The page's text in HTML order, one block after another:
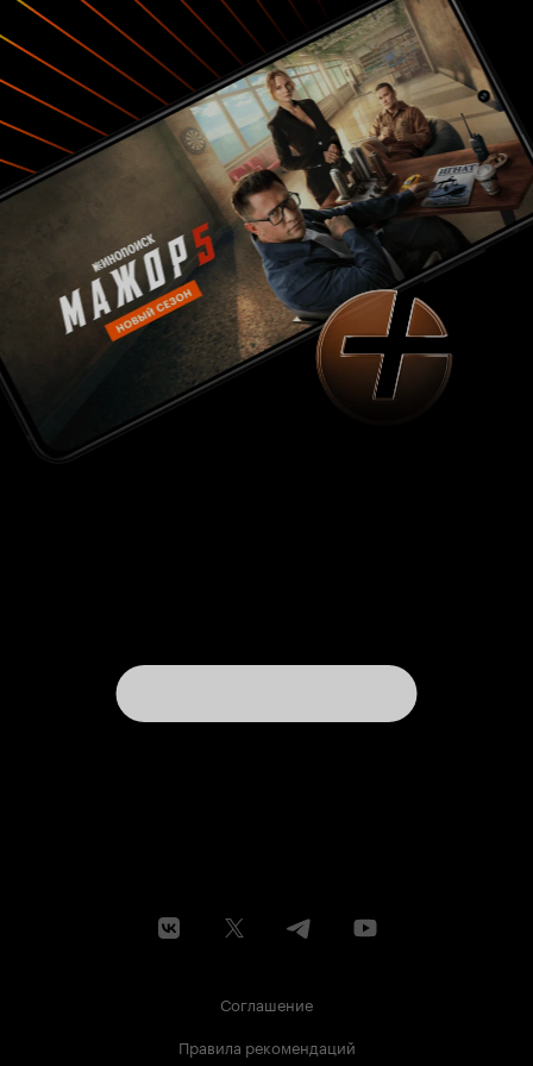
хорошем английском пабе Скотта
Пилигрима, Шрека, и Джудда Апатоу, от
души угостив их выпивкой на всю ночь?
Дэвид Гордон Грин укомплектовал ответ на
этот вопрос в 102 минуты безудержно
смешного фэнтези. Несмотря на возможные
неблагоприятные для создателей
последствия в связи с возрастным
рейтингом R, нет ни малейшего сомнения в
том, что аудитория, на которую все это
рассчитано, придет в положенный ей
неистовый восторг. Опошленная до предела
сказочная комедия, с подобающим жанру
размахом и богатой визуальной
составляющей. Внушительные экшен сцены
и запоминающиеся герои. Таким
Средневековье мы еще никогда не видели.
из 10
Соглашение
Правила рекомендаций